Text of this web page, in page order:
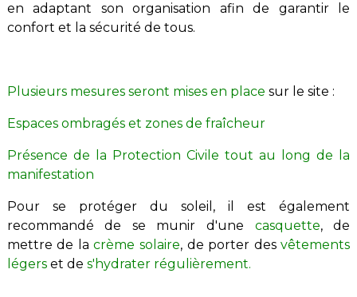
en adaptant son organisation afin de garantir le
confort et la sécurité de tous.
Plusieurs mesures seront mises en place sur le site :
Espaces ombragés et zones de fraîcheur
Présence de la Protection Civile tout au long de la
manifestation
Pour se protéger du soleil, il est également
recommandé de se munir d'une casquette, de
mettre de lacrème solaire, de porter desvêtements
légerset de s'hydrater régulièrement.